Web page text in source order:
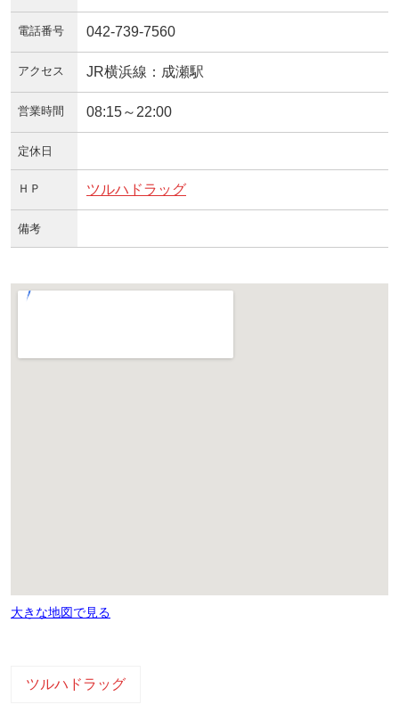
電話番号 042-739-7560
アクセス JR横浜線：成瀬駅
営業時間 08:15～22:00
定休日
ＨＰ ツルハドラッグ
備考
大きな地図で見る
ツルハドラッグ